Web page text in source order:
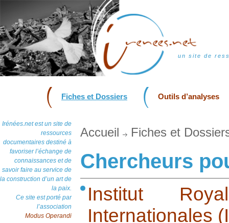
un site de
Fiches et Dossiers Outils d’analyses
Irénées.net est un site de
ressources
documentaires destiné à
favoriser l’échange de
connaissances et de
savoir faire au service de
la construction d’un art de
la paix.
Ce site est porté par
l’association
Modus Operandi
Accueil Fiches et
Chercheurs
Institut
Internationales